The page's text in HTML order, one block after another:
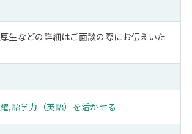
生などの詳細はご面談の際にお伝えいた
,語学力（英語）を活かせる